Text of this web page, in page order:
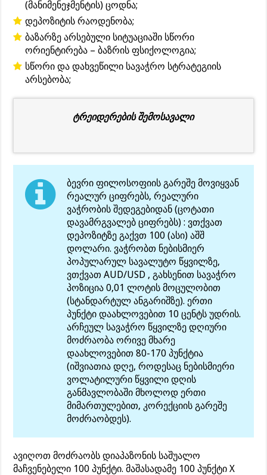
(მანიმენეჯმენტის) ცოდნა;
დეპოზიტის რაოდენობა;
ბაზარზე არსებული სიტუაციაში სწორი
ორიენტირება – ბაზრის ფსიქოლოგია;
სწორი და დახვეწილი სავაჭრო სტრატეგიის
არსებობა;
ტრეიდერების შემოსავალი
ბევრი ფილოსოფიის გარეშე მოვიყვან
რეალურ ციფრებს, რეალური
ვაჭრობის შედეგებიდან (ცოტათი
დავამრგვალებ ციფრებს) : ვთქვათ
დეპოზიტზე გაქვთ 100 (ასი) აშშ
დოლარი. ვაჭრობთ ნებისმიერ
პოპულარულ სავალუტო წყვილზე,
ვთქვათ AUD/USD , გახსენით სავაჭრო
პოზიცია 0,01 ლოტის მოცულობით
(სტანდარტულ ანგარიშზე). ერთი
პუნქტი დაახლოვებით 10 ცენტს უდრის.
არჩეულ სავაჭრო წყვილზე დღიური
მოძრაობა ორივე მხარე
დაახლოვებით 80-170 პუნქტია
(იშვიათია დღე, როდესაც ნებისმიერი
ვოლატილური წყვილი დღის
განმავლობაში მხოლოდ ერთი
მიმართულებით, კორექციის გარეშე
მოძრაობდეს).
ავიღოთ მოძრაობს დიაპაზონის საშუალო
მაჩვენებელი 100 პუნქტი. მაშასადამე 100 პუნქტი X